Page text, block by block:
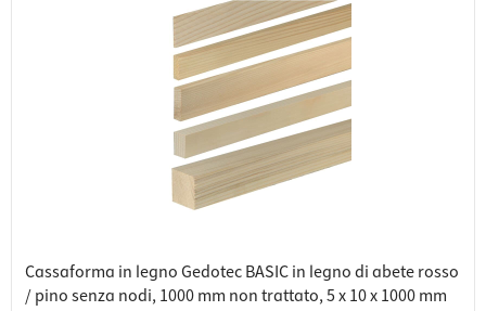
Cassaforma in legno Gedotec BASIC in legno di abete rosso
/ pino senza nodi, 1000 mm non trattato, 5 x 10 x 1000 mm